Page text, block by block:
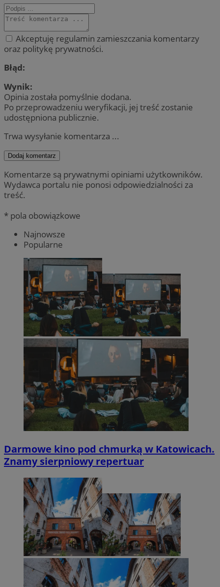
Akceptuję regulamin zamieszczania komentarzy
oraz politykę prywatności.
Błąd:
Wynik:
Opinia została pomyślnie dodana.
Po przeprowadzeniu weryfikacji, jej treść zostanie
udostępniona publicznie.
Trwa wysyłanie komentarza ...
Dodaj komentarz
Komentarze są prywatnymi opiniami użytkowników.
Wydawca portalu nie ponosi odpowiedzialności za
treść.
* pola obowiązkowe
Najnowsze
Popularne
Darmowe kino pod chmurką w Katowicach.
Znamy sierpniowy repertuar